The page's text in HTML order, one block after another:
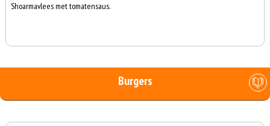
Shoarmavlees met tomatensaus.
Burgers